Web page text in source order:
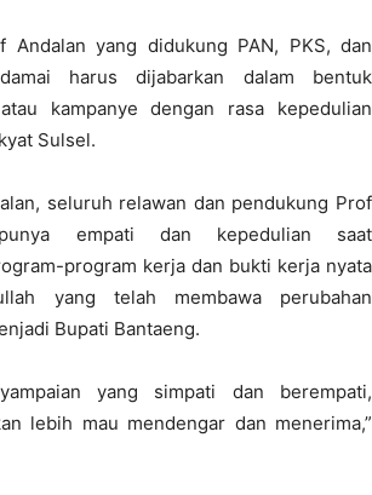
Andalan yang didukung PAN, PKS, dan
harus dijabarkan dalam bentuk
kampanye dengan rasa kepedulian
Sulsel.
seluruh relawan dan pendukung Prof
empati dan kepedulian saat
program kerja dan bukti kerja nyata
yang telah membawa perubahan
Bupati Bantaeng.
yang simpati dan berempati,
lebih mau mendengar dan menerima,”